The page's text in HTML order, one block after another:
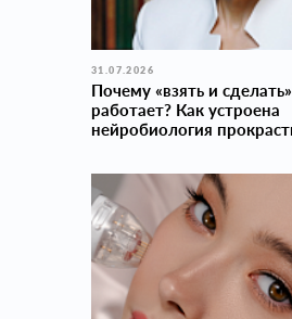
31.07.2026
Почему «взять и
работает? Как устроена
нейробиология